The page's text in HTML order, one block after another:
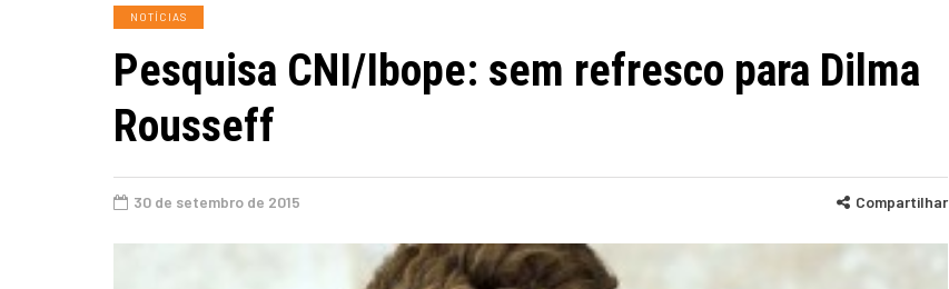
NOTÍCIAS
Pesquisa CNI/Ibope: sem refresco para Dilma
Rousseff
30 de setembro de 2015 Compartilhar